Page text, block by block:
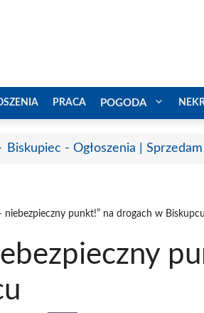
PRACA POGODA
Biskupiec - Ogłoszenia |
niebezpieczny punkt!” na drogach w Biskupcu